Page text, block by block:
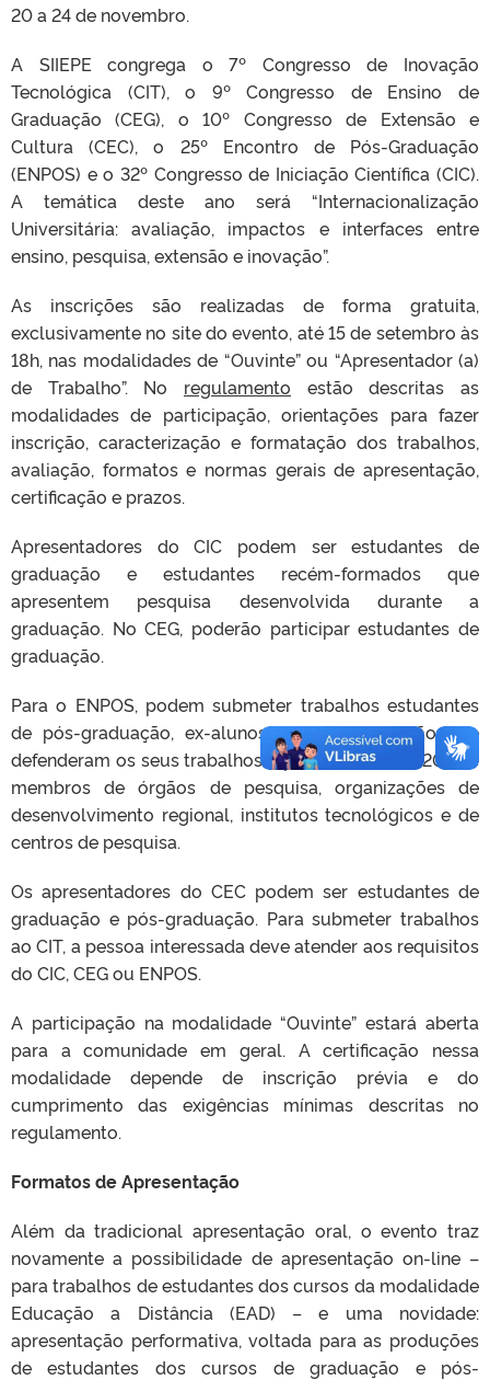
20 a 24 de novembro.
A SIIEPE congrega o 7º Congresso de Inovação
Tecnológica (CIT), o 9º Congresso de Ensino de
Graduação (CEG), o 10º Congresso de Extensão e
Cultura (CEC), o 25º Encontro de Pós-Graduação
(ENPOS) e o 32º Congresso de Iniciação Científica (CIC).
A temática deste ano será “Internacionalização
Universitária: avaliação, impactos e interfaces entre
ensino, pesquisa, extensão e inovação”.
As inscrições são realizadas de forma gratuita,
exclusivamente no site do evento, até 15 de setembro às
18h, nas modalidades de “Ouvinte” ou “Apresentador (a)
de Trabalho”. No regulamento estão descritas as
modalidades de participação, orientações para fazer
inscrição, caracterização e formatação dos trabalhos,
avaliação, formatos e normas gerais de apresentação,
certificação e prazos.
Apresentadores do CIC podem ser estudantes de
graduação e estudantes recém-formados que
apresentem pesquisa desenvolvida durante a
graduação. No CEG, poderão participar estudantes de
graduação.
Para o ENPOS, podem submeter trabalhos estudantes
de pós-graduação, ex-alunos de pós-graduação que
defenderam os seus trabalhos a partir do ano de 2022 e
membros de órgãos de pesquisa, organizações de
desenvolvimento regional, institutos tecnológicos e de
centros de pesquisa.
Os apresentadores do CEC podem ser estudantes de
graduação e pós-graduação. Para submeter trabalhos
ao CIT, a pessoa interessada deve atender aos requisitos
do CIC, CEG ou ENPOS.
A participação na modalidade “Ouvinte” estará aberta
para a comunidade em geral. A certificação nessa
modalidade depende de inscrição prévia e do
cumprimento das exigências mínimas descritas no
regulamento.
Formatos de Apresentação
Além da tradicional apresentação oral, o evento traz
novamente a possibilidade de apresentação on-line –
para trabalhos de estudantes dos cursos da modalidade
Educação a Distância (EAD) – e uma novidade:
apresentação performativa, voltada para as produções
de estudantes dos cursos de graduação e pós-